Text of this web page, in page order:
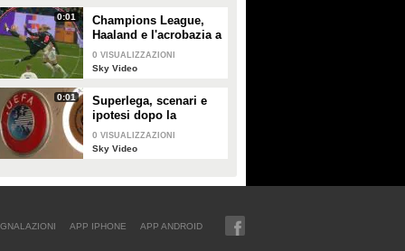
Montalcino"
0:01
Champions League,
Haaland e l'acrobazia a
2,17 metri: lo Sky Tech
0 VISUALIZZAZIONI
Sky Video
0:01
Superlega, scenari e
ipotesi dopo la
sentenza della Corte
UE
0 VISUALIZZAZIONI
Sky Video
APP IPHONE APP ANDROID